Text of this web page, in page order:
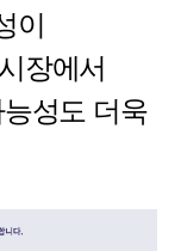
이
장에서
성도 더욱